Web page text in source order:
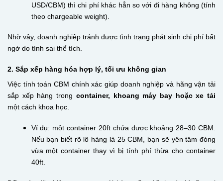
USD/CBM) thì chi phí khác hẳn so với đi hàng không (tính
theo chargeable weight).
Nhờ vậy, doanh nghiệp tránh được tình trạng phát sinh chi phí bất
ngờ do tính sai thể tích.
2. Sắp xếp hàng hóa hợp lý, tối ưu không gian
Việc tính toán CBM chính xác giúp doanh nghiệp và hãng vận tải
sắp xếp hàng trong container, khoang máy bay hoặc xe tải
một cách khoa học.
Ví dụ: một container 20ft chứa được khoảng 28–30 CBM.
Nếu bạn biết rõ lô hàng là 25 CBM, bạn sẽ yên tâm đóng
vừa một container thay vì bị tính phí thừa cho container
40ft.